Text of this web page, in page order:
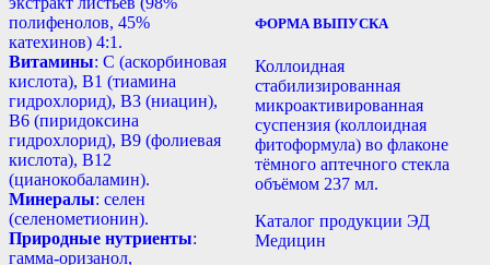
полифенолов, 45%
катехинов) 4:1.
Витамины: С (аскорбиновая
кислота), B1 (тиамина
гидрохлорид), B3 (ниацин),
B6 (пиридоксина
гидрохлорид), B9 (фолиевая
кислота), B12
(цианокобаламин).
Минералы: селен
(селенометионин).
Природные нутриенты:
гамма-оризанол,
ФОРМА ВЫПУСКА
Коллоидная
стабилизированная
микроактивированная
суспензия (коллоидная
фитоформула) во флаконе
тёмного аптечного стекла
объёмом 237 мл.
Каталог продукции ЭД
Медицин